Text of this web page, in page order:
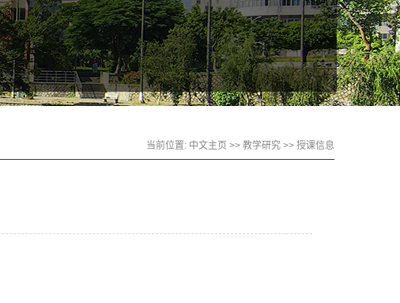
当前位置: 中文主页 >> 教学研究 >> 授课信息